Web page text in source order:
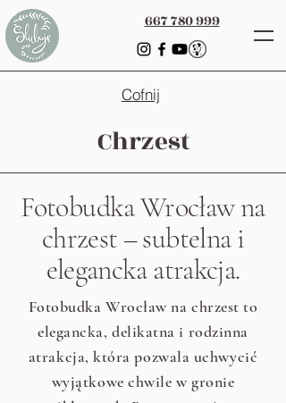
667 780 999
Cofnij
Chrzest
Fotobudka Wrocław na
chrzest – subtelna i
elegancka atrakcja.
Fotobudka Wrocław na chrzest to
elegancka, delikatna i rodzinna
atrakcja, która pozwala uchwycić
wyjątkowe chwile w gronie